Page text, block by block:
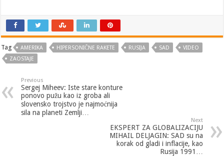
Tag AMERIKA HIPERSONIČNE RAKETE RUSIJA SAD
VIDEO
ZAOSTAJE
Previous
Sergej Miheev: Iste stare konture
ponovo pužu kao iz groba ali
slovensko trojstvo je najmoćnija
sila na planeti Zemlji…
Next
EKSPERT ZA GLOBALIZACIJU
MIHAIL DELJAGIN: SAD su na
korak od gladi i inflacije, kao
Rusija 1991…